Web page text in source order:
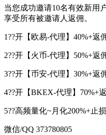
当您成功邀请10名有效新用
享受所有被邀请人返佣。
1??开【欧易-代理】40%+返
2??开【火币-代理】50%+返
3??开【币安-代理】30%+返
4??开【BKEX-代理】70%+
5??高频量化~月化200%+止
微信/QQ 373780805